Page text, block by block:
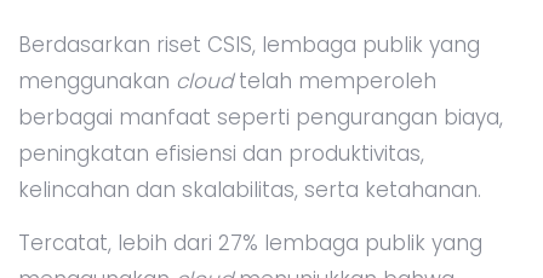
Berdasarkan riset CSIS, lembaga publik yang
menggunakan cloudtelah memperoleh
berbagai manfaat seperti pengurangan biaya,
peningkatan efisiensi dan produktivitas,
kelincahan dan skalabilitas, serta ketahanan.
Tercatat, lebih dari 27% lembaga publik yang